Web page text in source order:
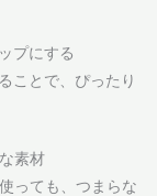
プにする
ことで、ぴったり
素材
っても、つまらな